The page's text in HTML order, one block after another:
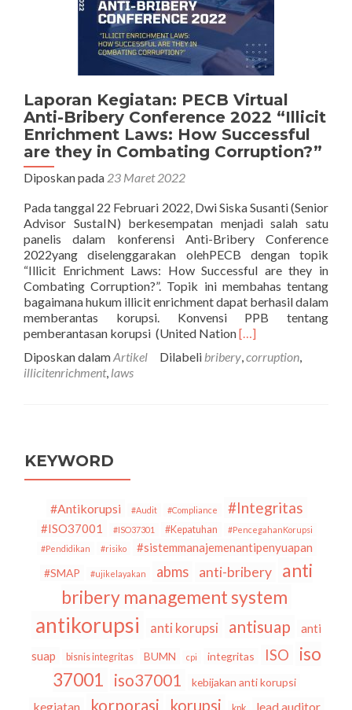
Laporan Kegiatan: PECB Virtual
Anti-Bribery Conference 2022 “Illicit
Enrichment Laws: How Successful
are they in Combating Corruption?”
Diposkan pada 23 Maret 2022
Pada tanggal 22 Februari 2022, Dwi Siska Susanti (Senior
Advisor SustaIN) berkesempatan menjadi salah satu
panelis dalam konferensi Anti-Bribery Conference
2022yang diselenggarakan olehPECB dengan topik
“Illicit Enrichment Laws: How Successful are they in
Combating Corruption?”. Topik ini membahas tentang
bagaimana hukum illicit enrichment dapat berhasil dalam
memberantas korupsi. Konvensi PPB tentang
pemberantasan korupsi (United NationSelengkapnya
Kegiatan:
Laws:
Successful
are
they
Combating
[…]
Diposkan dalamArtikel Dilabeli bribery,corruption,
illicitenrichment, laws
KEYWORD
#Antikorupsi #Audit #Compliance #Integritas
#ISO37001 #ISO37301 #Kepatuhan
#PencegahanKorupsi
#Pendidikan
#risiko #sistemmanajemenantipenyuapan
#SMAP #ujikelayakan abms anti-bribery
anti
bribery management system
antikorupsi anti korupsi antisuap
anti
suap
bisnis integritas BUMN cpi integritas ISO
iso
37001
iso37001 kebijakan anti korupsi
kegiatan korporasi korupsi lead auditor